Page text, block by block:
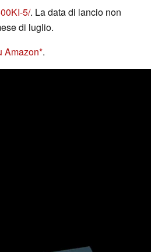
5/. La data di lancio non
di luglio.
Amazon .